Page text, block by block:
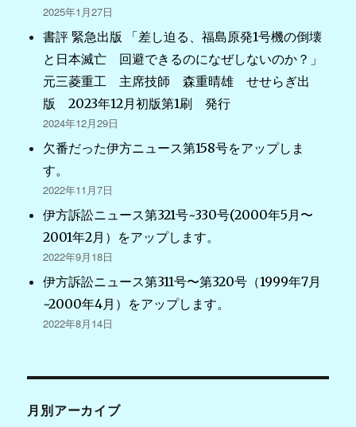
2025年1月27日
書評 緊急出版 「差し迫る、福島原発1号機の倒壊
と日本滅亡 回避できるのになぜしないのか？」
元三菱重工 主席技師 森重晴雄 せせらぎ出
版 2023年12月初版第1刷 発行
2024年12月29日
欠番だった伊方ニュース第158号をアップしま
す。
2022年11月7日
伊方訴訟ニュース第321号~330号(2000年5月〜
2001年2月）をアップします。
2022年9月18日
伊方訴訟ニュース第311号〜第320号（1999年7月
~2000年4月）をアップします。
2022年8月14日
月別アーカイブ